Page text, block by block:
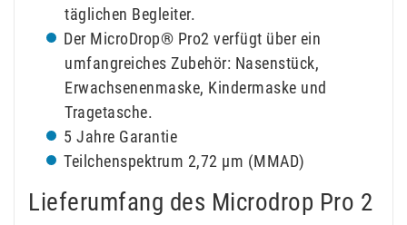
täglichen Begleiter.
Der MicroDrop® Pro2 verfügt über ein
umfangreiches Zubehör: Nasenstück,
Erwachsenenmaske, Kindermaske und
Tragetasche.
5 Jahre Garantie
Teilchenspektrum 2,72 µm (MMAD)
Lieferumfang des Microdrop Pro 2